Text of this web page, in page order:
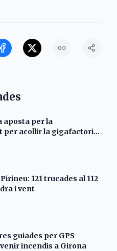
aposta per la
per acollir la gigafactoria
121 trucades al 112
i vent
guiades per GPS
incendis a Girona